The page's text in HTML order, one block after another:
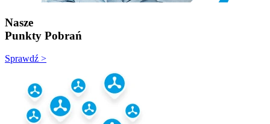
Nasze
Punkty Pobrań
Sprawdź >